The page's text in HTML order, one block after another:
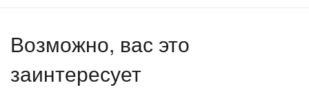
Возможно, вас это
заинтересует